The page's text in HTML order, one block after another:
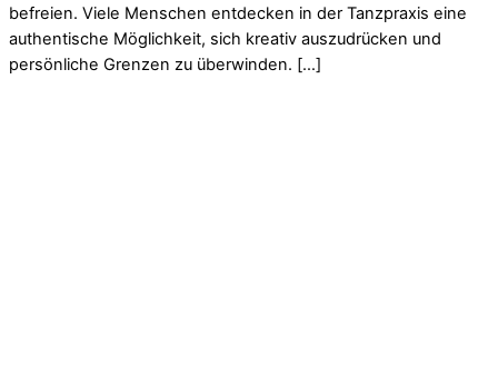
befreien. Viele Menschen entdecken in der Tanzpraxis eine
authentische Möglichkeit, sich kreativ auszudrücken und
persönliche Grenzen zu überwinden. […]